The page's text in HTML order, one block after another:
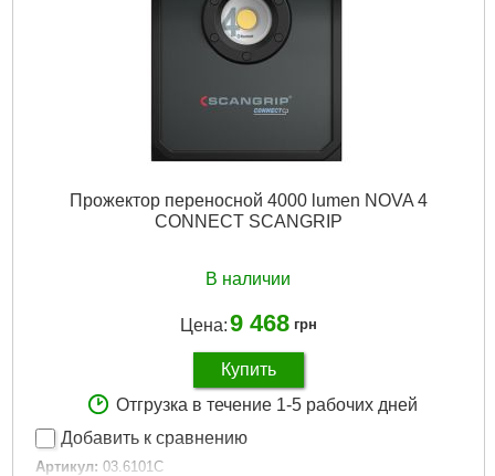
Прожектор переносной 4000 lumen NOVA 4
CONNECT SCANGRIP
В наличии
Цена:9 468 грн
Купить
Отгрузка в течение 1-5 рабочих дней
Добавить к сравнению
Артикул: 03.6101C